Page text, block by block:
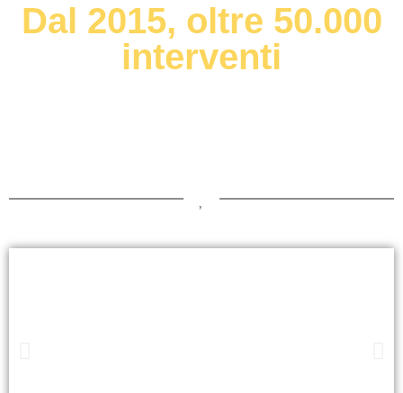
Dal 2015, oltre 50.000
interventi